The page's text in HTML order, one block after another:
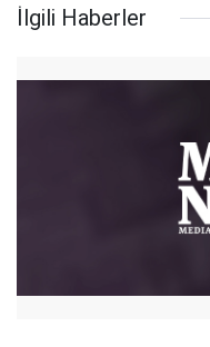
İlgili Haberler